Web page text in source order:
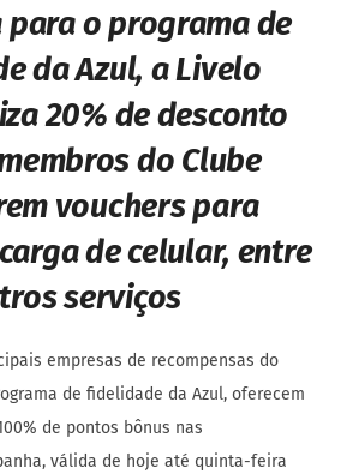
o programa de
da Azul, a Livelo
20% de desconto
do Clube
vouchers para
de celular, entre
serviços
empresas de recompensas do
de fidelidade da Azul, oferecem
de pontos bônus nas
válida de hoje até quinta-feira